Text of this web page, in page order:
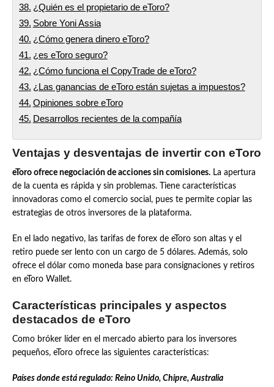
¿Quién es el propietario de eToro?
Sobre Yoni Assia
¿Cómo genera dinero eToro?
¿es eToro seguro?
¿Cómo funciona el CopyTrade de eToro?
¿Las ganancias de eToro están sujetas a impuestos?
Opiniones sobre eToro
Desarrollos recientes de la compañía
Ventajas y desventajas de invertir con eToro
eToro ofrece negociación de acciones sin comisiones.La apertura
de la cuenta es rápida y sin problemas. Tiene características
innovadoras como el comercio social, pues te permite copiar las
estrategias de otros inversores de la plataforma.
En el lado negativo, las tarifas de forex de eToro son altas y el
retiro puede ser lento con un cargo de 5 dólares. Además, solo
ofrece el dólar como moneda base para consignaciones y retiros
en eToro Wallet.
Características principales y aspectos
destacados de eToro
Como bróker líder en el mercado abierto para los inversores
pequeños, eToro ofrece las siguientes características:
Países donde está regulado: Reino Unido, Chipre, Australia